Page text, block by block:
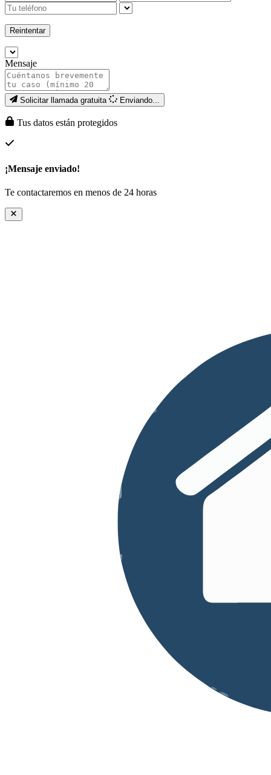
Reintentar
Mensaje
Solicitar llamada gratuita Enviando...
Tus datos están protegidos
¡Mensaje enviado!
Te contactaremos en menos de 24 horas